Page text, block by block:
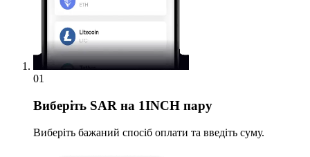
01
Виберіть SAR на 1INCH пару
Виберіть бажаний спосіб оплати та введіть суму.